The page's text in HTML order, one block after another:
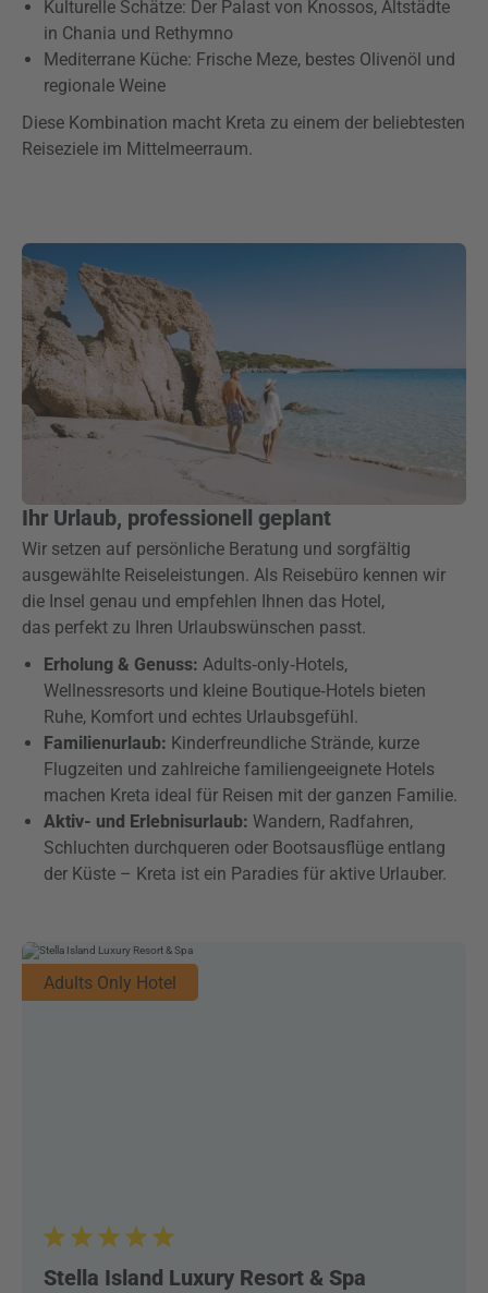
Kulturelle Schätze: Der Palast von Knossos, Altstädte
in Chania und Rethymno
Mediterrane Küche: Frische Meze, bestes Olivenöl und
regionale Weine
Diese Kombination macht Kreta zu einem der beliebtesten
Reiseziele im Mittelmeerraum.
Ihr Urlaub, professionell geplant
Wir setzen auf persönliche Beratung und sorgfältig
ausgewählte Reiseleistungen. Als Reisebüro kennen wir
die Insel genau und empfehlen Ihnen das Hotel,
das perfekt zu Ihren Urlaubswünschen passt.
Erholung & Genuss: Adults‑only‑Hotels,
Wellnessresorts und kleine Boutique‑Hotels bieten
Ruhe, Komfort und echtes Urlaubsgefühl.
Familienurlaub: Kinderfreundliche Strände, kurze
Flugzeiten und zahlreiche familiengeeignete Hotels
machen Kreta ideal für Reisen mit der ganzen Familie.
Aktiv- und Erlebnisurlaub: Wandern, Radfahren,
Schluchten durchqueren oder Bootsausflüge entlang
der Küste – Kreta ist ein Paradies für aktive Urlauber.
Adults Only Hotel
Stella Island Luxury Resort & Spa